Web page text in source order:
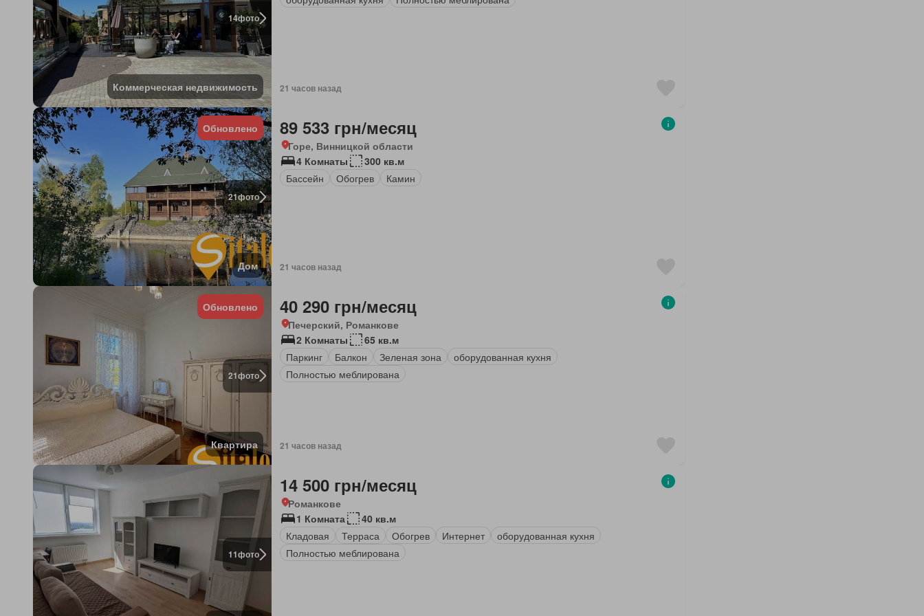
14фото
Коммерческая недвижимость 21 часов назад
21фото
Обновлено
Дом
89 533 грн/месяц
Горе, Винницкой области
4 Комнаты
300 кв.м
Бассейн
Обогрев Камин
21 часов назад
21фото
Обновлено
Квартира
40 290 грн/месяц
Печерский, Романкове
2 Комнаты
65 кв.м
Паркинг
Балкон Зеленая зона
оборудованная кухня
Полностью меблирована
21 часов назад
11фото
14 500 грн/месяц
Романкове
1 Комната
40 кв.м
Кладовая
Терраса Обогрев Интернет
оборудованная кухня
Полностью меблирована